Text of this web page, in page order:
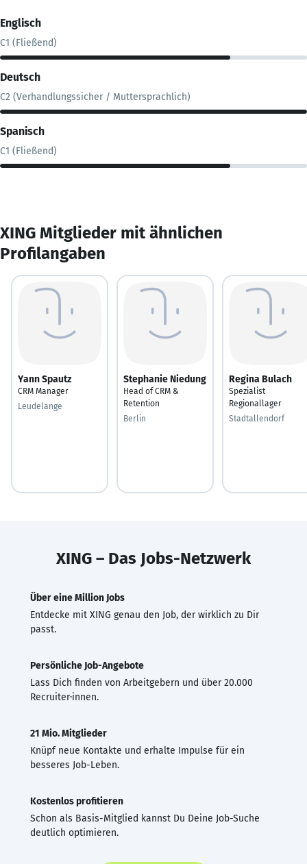
Englisch
C1 (Fließend)
Deutsch
C2 (Verhandlungssicher / Muttersprachlich)
Spanisch
C1 (Fließend)
XING Mitglieder mit ähnlichen
Profilangaben
Yann Spautz
CRM Manager
Leudelange
Stephanie Niedung
Head of CRM &
Retention
Berlin
Regina Bulach
Spezialist
Regionallager
Stadtallendorf
XING – Das Jobs-Netzwerk
Über eine Million Jobs
Entdecke mit XING genau den Job, der wirklich zu Dir
passt.
Persönliche Job-Angebote
Lass Dich finden von Arbeitgebern und über 20.000
Recruiter·innen.
21 Mio. Mitglieder
Knüpf neue Kontakte und erhalte Impulse für ein
besseres Job-Leben.
Kostenlos profitieren
Schon als Basis-Mitglied kannst Du Deine Job-Suche
deutlich optimieren.